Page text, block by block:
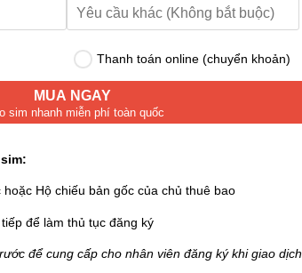
Thanh toán online (chuyển khoản)
MUA NGAY
sim nhanh miễn phí toàn quốc
Hộ chiếu bản gốc của chủ thuê bao
để làm thủ tục đăng ký
để cung cấp cho nhân viên đăng ký khi giao dịch